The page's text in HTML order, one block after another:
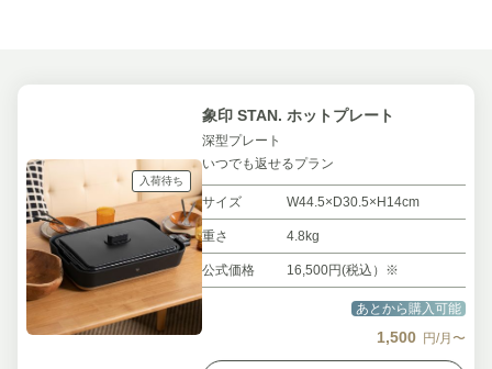
入荷待ち
象印 STAN. ホットプレート
深型プレート
いつでも返せるプラン
サイズ W44.5×D30.5×H14cm
重さ 4.8kg
公式価格 16,500円(税込）※
あとから購入可能
1,500 円/月〜